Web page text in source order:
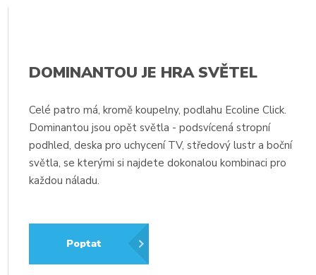
DOMINANTOU JE HRA SVĚTEL
Celé patro má, kromě koupelny, podlahu Ecoline Click.
Dominantou jsou opět světla - podsvícená stropní
podhled, deska pro uchycení TV, středový lustr a boční
světla, se kterými si najdete dokonalou kombinaci pro
každou náladu.
Poptat